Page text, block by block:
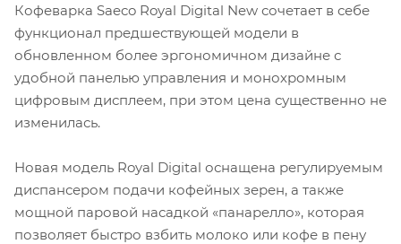
Кофеварка Saeco Royal Digital New сочетает в себе
функционал предшествующей модели в
обновленном более эргономичном дизайне с
удобной панелью управления и монохромным
цифровым дисплеем, при этом цена существенно не
изменилась.
Новая модель Royal Digital оснащена регулируемым
диспансером подачи кофейных зерен, а также
мощной паровой насадкой «панарелло», которая
позволяет быстро взбить молоко или кофе в пену